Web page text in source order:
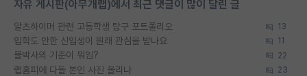
자유 게시판(아무개랩)에서 최근 댓글이 많이 달린 글
알츠하이머 관련 고등학생 탐구 포트폴리오 13
입학도 안한 신입생이 원래 관심을 받나요 11
물박사의 기준이 뭐임? 22
랩홈피에 다들 본인 사진 올리냐 23